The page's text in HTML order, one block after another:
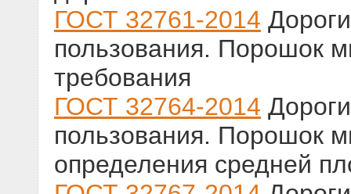
ГОСТ 32761-2014
пользования. Порошок
требования
ГОСТ 32764-2014
пользования. Порошок
определения средней